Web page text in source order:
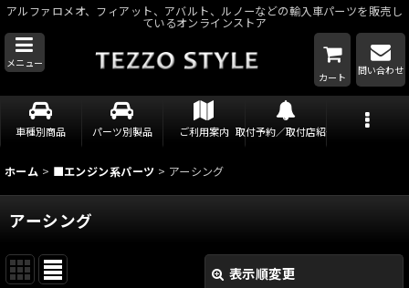
アルファロメオ、フィアット、アバルト、ルノーなどの輸入車パーツを販売し
ているオンラインストア
メニュー
カート
問い合わせ
車種別商品 パーツ別製品 ご利用案内 取付予約／取付店紹介
ホーム > ■エンジン系パーツ > アーシング
アーシング
表示順変更